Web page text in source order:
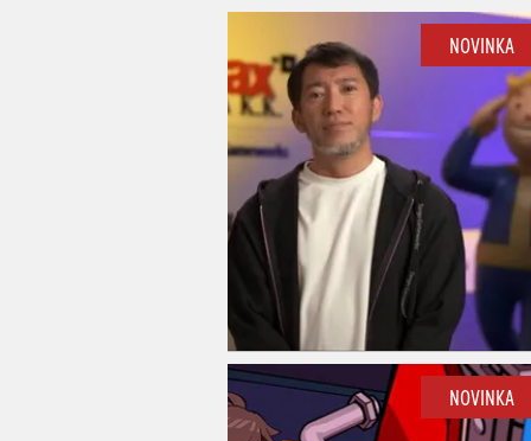
NOVINKA
NOVINKA